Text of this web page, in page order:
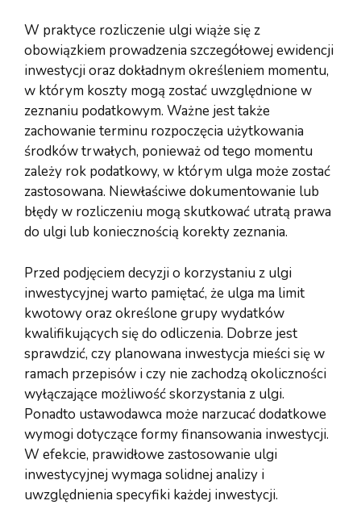
W praktyce rozliczenie ulgi wiąże się z
obowiązkiem prowadzenia szczegółowej ewidencji
inwestycji oraz dokładnym określeniem momentu,
w którym koszty mogą zostać uwzględnione w
zeznaniu podatkowym. Ważne jest także
zachowanie terminu rozpoczęcia użytkowania
środków trwałych, ponieważ od tego momentu
zależy rok podatkowy, w którym ulga może zostać
zastosowana. Niewłaściwe dokumentowanie lub
błędy w rozliczeniu mogą skutkować utratą prawa
do ulgi lub koniecznością korekty zeznania.
Przed podjęciem decyzji o korzystaniu z ulgi
inwestycyjnej warto pamiętać, że ulga ma limit
kwotowy oraz określone grupy wydatków
kwalifikujących się do odliczenia. Dobrze jest
sprawdzić, czy planowana inwestycja mieści się w
ramach przepisów i czy nie zachodzą okoliczności
wyłączające możliwość skorzystania z ulgi.
Ponadto ustawodawca może narzucać dodatkowe
wymogi dotyczące formy finansowania inwestycji.
W efekcie, prawidłowe zastosowanie ulgi
inwestycyjnej wymaga solidnej analizy i
uwzględnienia specyfiki każdej inwestycji.